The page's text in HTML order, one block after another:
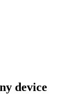
device